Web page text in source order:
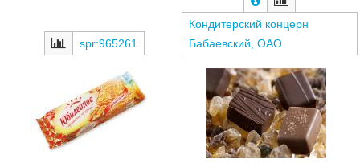
spr:965261
Кондитерский концерн
Бабаевский, ОАО